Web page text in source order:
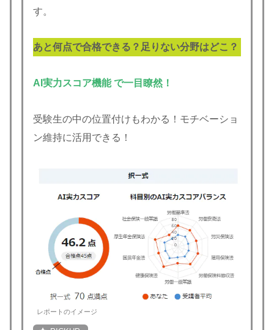
す。
あと何点で合格できる？足りない分野はどこ？
AI実力スコア機能 で一目瞭然！
受験生の中の位置付けもわかる！モチベーショ
ン維持に活用できる！
レポートのイメージ